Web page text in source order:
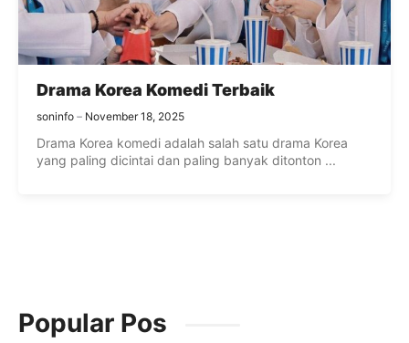
Drama Korea Komedi Terbaik
soninfo November 18, 2025
Drama Korea komedi adalah salah satu drama Korea
yang paling dicintai dan paling banyak ditonton ...
Popular Pos